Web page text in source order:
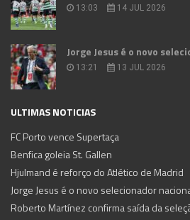
13:03 14 JUL 2026
Jorge Jesus é o novo
13:21 13 JUL 2026
ULTIMAS NOTICIAS
FC Porto vence Supertaça
Benfica goleia St. Gallen
Hjulmand é reforço do Atlético de Madrid
Jorge Jesus é o novo selecionador
Roberto Martínez confirma saída da